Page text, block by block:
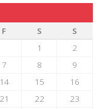
F S
S
1
2
7 8
9
14 15
16
21 22
23